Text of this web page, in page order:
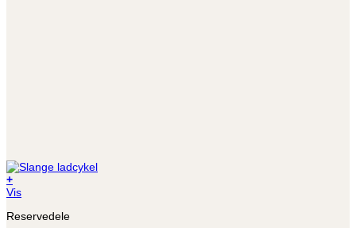
+
Dette
har
Vis
Reservedele